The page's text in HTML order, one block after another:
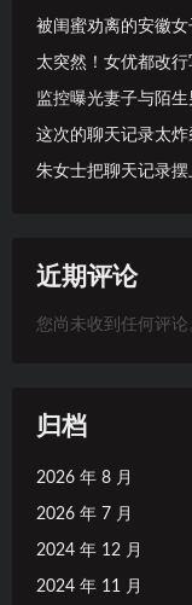
被闺蜜劝离的安徽
太突然！女优都改
监控曝光妻子与陌
这次的聊天记录太
朱女士把聊天记录
近期评论
您尚未收到任何评论
归档
2026 年 8 月
2026 年 7 月
2024 年 12 月
2024 年 11 月